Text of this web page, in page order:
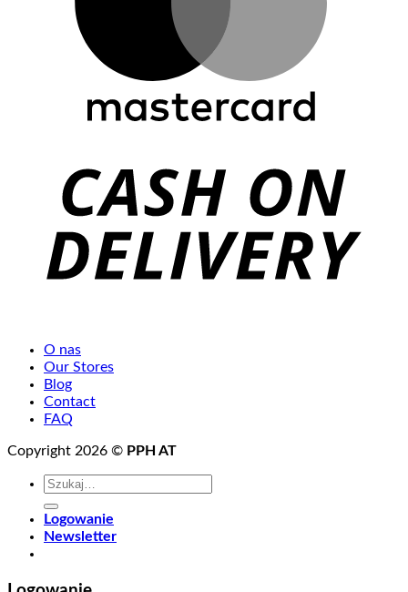
O nas
Our Stores
Blog
Contact
FAQ
Copyright 2026 © PPH AT
Szukaj:
Logowanie
Newsletter